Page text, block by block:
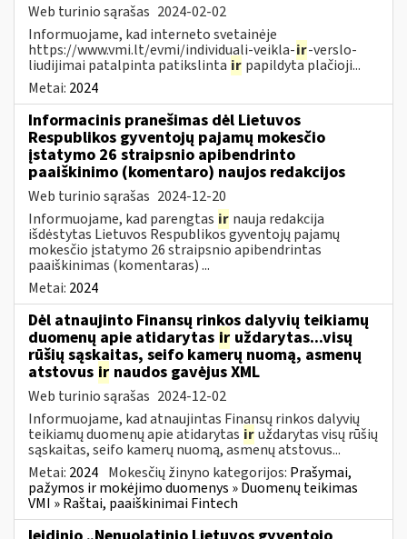
Web turinio sąrašas 2024-02-02
Informuojame, kad interneto svetainėje
https://www.vmi.lt/evmi/individuali-veikla-ir-verslo-
liudijimai patalpinta patikslinta ir papildyta plačioji...
Metai: 2024
Informacinis pranešimas dėl Lietuvos
Respublikos gyventojų pajamų mokesčio
įstatymo 26 straipsnio apibendrinto
paaiškinimo (komentaro) naujos redakcijos
Web turinio sąrašas 2024-12-20
Informuojame, kad parengtas ir nauja redakcija
išdėstytas Lietuvos Respublikos gyventojų pajamų
mokesčio įstatymo 26 straipsnio apibendrintas
paaiškinimas (komentaras) ...
Metai: 2024
Dėl atnaujinto Finansų rinkos dalyvių teikiamų
duomenų apie atidarytas ir uždarytas...visų
rūšių sąskaitas, seifo kamerų nuomą, asmenų
atstovus ir naudos gavėjus XML
Web turinio sąrašas 2024-12-02
Informuojame, kad atnaujintas Finansų rinkos dalyvių
teikiamų duomenų apie atidarytas iruždarytas visų rūšių
sąskaitas, seifo kamerų nuomą, asmenų atstovus...
Metai: 2024 Mokesčių žinyno kategorijos: Prašymai,
pažymos ir mokėjimo duomenys » Duomenų teikimas
VMI » Raštai, paaiškinimai Fintech